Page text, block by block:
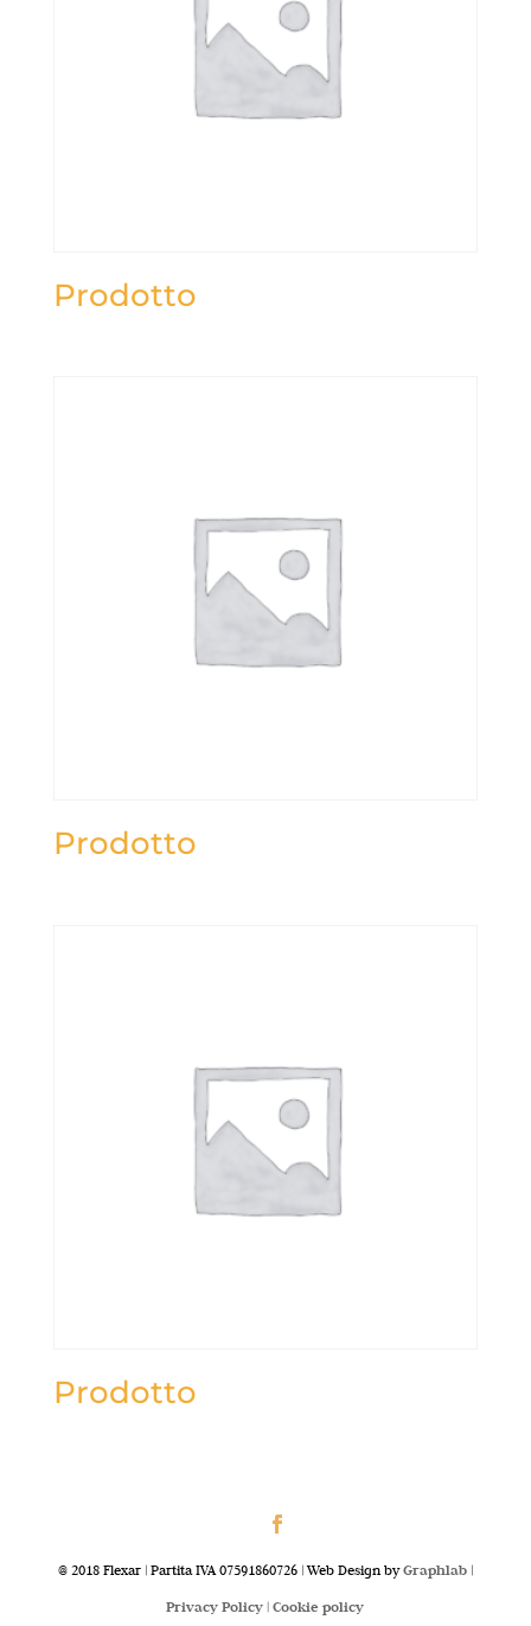
Prodotto
Prodotto
Prodotto
@ 2018 Flexar | Partita IVA 07591860726 | Web Design byGraphlab|
Privacy Policy |Cookie policy